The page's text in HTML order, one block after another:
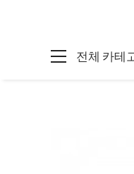
전체 카테